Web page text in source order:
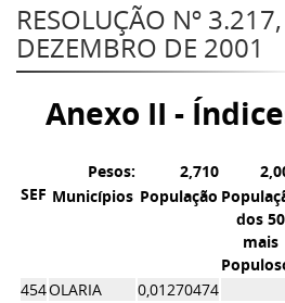
RESOLUÇÃO Nº
DEZEMBRO DE 2001
Anexo II -
SEF
Pesos: 2,710
Municípios População
dos 50
mais
454OLARIA 0,01270474